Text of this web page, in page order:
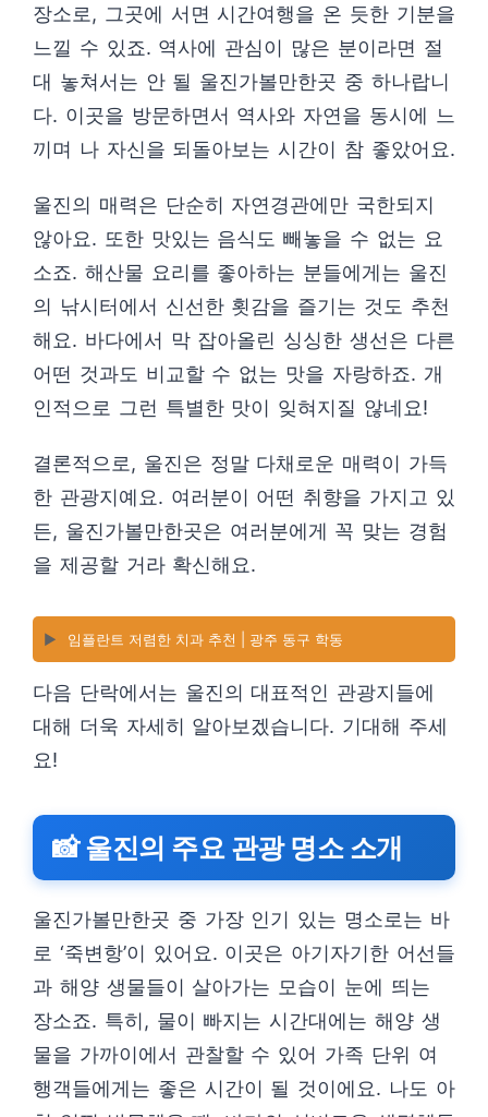
장소로, 그곳에 서면 시간여행을 온 듯한 기분을
느낄 수 있죠. 역사에 관심이 많은 분이라면 절
대 놓쳐서는 안 될 울진가볼만한곳 중 하나랍니
다. 이곳을 방문하면서 역사와 자연을 동시에 느
끼며 나 자신을 되돌아보는 시간이 참 좋았어요.
울진의 매력은 단순히 자연경관에만 국한되지
않아요. 또한 맛있는 음식도 빼놓을 수 없는 요
소죠. 해산물 요리를 좋아하는 분들에게는 울진
의 낚시터에서 신선한 횟감을 즐기는 것도 추천
해요. 바다에서 막 잡아올린 싱싱한 생선은 다른
어떤 것과도 비교할 수 없는 맛을 자랑하죠. 개
인적으로 그런 특별한 맛이 잊혀지질 않네요!
결론적으로, 울진은 정말 다채로운 매력이 가득
한 관광지예요. 여러분이 어떤 취향을 가지고 있
든, 울진가볼만한곳은 여러분에게 꼭 맞는 경험
을 제공할 거라 확신해요.
▶️ 임플란트 저렴한 치과 추천 | 광주 동구 학동
다음 단락에서는 울진의 대표적인 관광지들에
대해 더욱 자세히 알아보겠습니다. 기대해 주세
요!
📸 울진의 주요 관광 명소 소개
울진가볼만한곳 중 가장 인기 있는 명소로는 바
로 ‘죽변항’이 있어요. 이곳은 아기자기한 어선들
과 해양 생물들이 살아가는 모습이 눈에 띄는
장소죠. 특히, 물이 빠지는 시간대에는 해양 생
물을 가까이에서 관찰할 수 있어 가족 단위 여
행객들에게는 좋은 시간이 될 것이에요. 나도 아